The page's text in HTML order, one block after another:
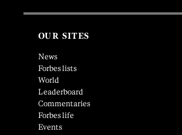
OUR SITES
News
Forbes lists
World
Leaderboard
Commentaries
Forbes life
Events